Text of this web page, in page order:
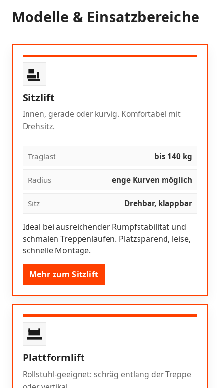
Modelle & Einsatzbereiche
Sitzlift
Innen, gerade oder kurvig. Komfortabel mit
Drehsitz.
Traglast bis 140 kg
Radius enge Kurven möglich
Sitz Drehbar, klappbar
Ideal bei ausreichender Rumpfstabilität und
schmalen Treppenläufen. Platzsparend, leise,
schnelle Montage.
Mehr zum Sitzlift
Plattformlift
Rollstuhl-geeignet: schräg entlang der Treppe